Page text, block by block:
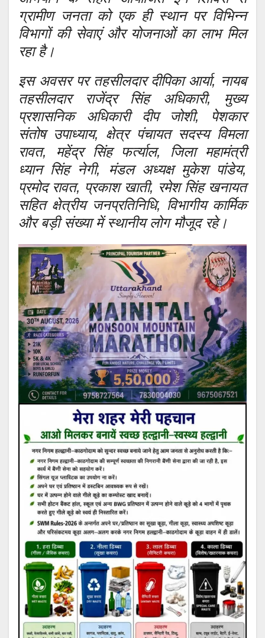
ग्रामीण जनता को एक ही स्थान पर विभिन्न
विभागों की सेवाएं और योजनाओं का लाभ मिल
रहा है।
इस अवसर पर तहसीलदार दीपिका आर्या, नायब
तहसीलदार राजेंद्र सिंह अधिकारी, मुख्य
प्रशासनिक अधिकारी दीप जोशी, पेशकार
संतोष उपाध्याय, क्षेत्र पंचायत सदस्य विमला
रावत, महेंद्र सिंह फर्त्याल, जिला महामंत्री
ध्यान सिंह नेगी, मंडल अध्यक्ष मुकेश पांडेय,
प्रमोद रावत, प्रकाश खाती, रमेश सिंह खनायत
सहित क्षेत्रीय जनप्रतिनिधि, विभागीय कार्मिक
और बड़ी संख्या में स्थानीय लोग मौजूद रहे।